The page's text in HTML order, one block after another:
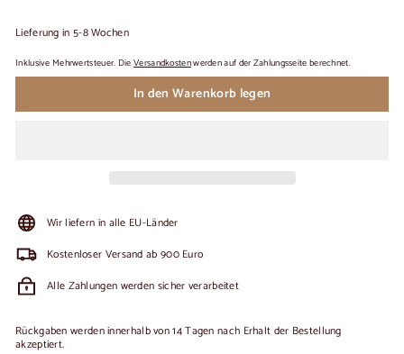
Lieferung in 5-8 Wochen
Inklusive Mehrwertsteuer. DieVersandkostenwerden auf der Zahlungsseite berechnet.
In den Warenkorb legen
Wir liefern in alle EU-Länder
Kostenloser Versand ab 900 Euro
Alle Zahlungen werden sicher verarbeitet
Rückgaben werden innerhalb von 14 Tagen nach Erhalt der Bestellung
akzeptiert.